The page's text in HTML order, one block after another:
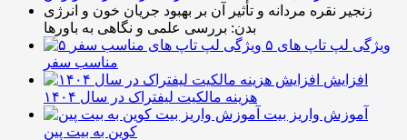
زنجیر نقره مردانه و تأثیر آن بر بهبود جریان خون و انرژی
بدن: بررسی علمی و نگاهی به باورها
۵ ویژگی لپ تاپ های
مناسب سفر
افزایش
هزینه مالکیت لیفتراک در سال ۱۴۰۴
آموزش واریز بیت
کوین به بیت پین